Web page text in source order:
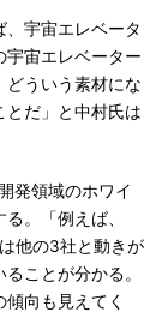
宇宙エレベータ
宇宙エレベーター
どういう素材にな
とだ」と中村氏は
発領域のホワイ
。「例えば、
他の3社と動きが
ことが分かる。
向も見えてく